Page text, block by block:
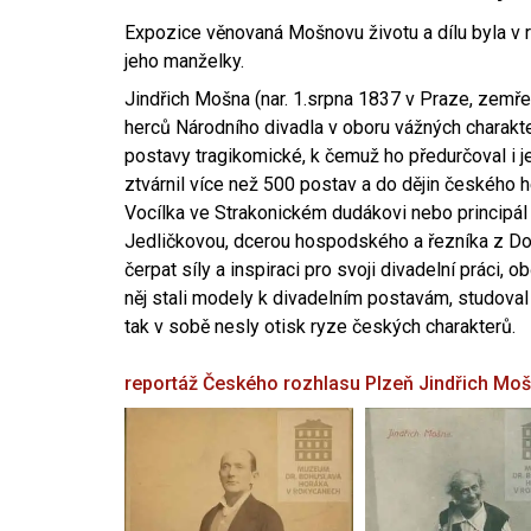
Expozice věnovaná Mošnovu životu a dílu byla
jeho manželky.
Jindřich Mošna (nar. 1.srpna 1837 v Praze,
herců Národního divadla v oboru vážných
postavy tragikomické, k čemuž ho předurčoval i
ztvárnil více než 500 postav a do dějin českého
Vocílka ve Strakonickém dudákovi nebo
Jedličkovou, dcerou hospodského a řezníka z
čerpat síly a inspiraci pro svoji divadelní práci,
něj stali modely k divadelním postavám,
tak v sobě nesly otisk ryze českých charakterů.
reportáž Českého rozhlasu Plzeň Jindřich